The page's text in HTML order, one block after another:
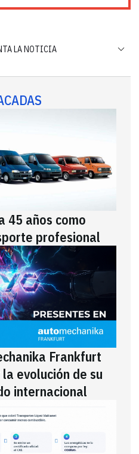
LA NOTICIA
45 años como
profesional
Frankfurt
evolución de su
internacional